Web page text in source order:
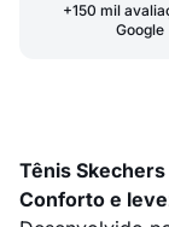
+150 mil
Google
Tênis
Conforto e